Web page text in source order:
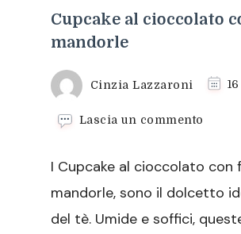
Cupcake al cioccolato
mandorle
Cinzia Lazzaroni
Lascia un commento
di
I Cupcake al cioccolato con
mandorle, sono il dolcetto
del tè. Umide e soffici,